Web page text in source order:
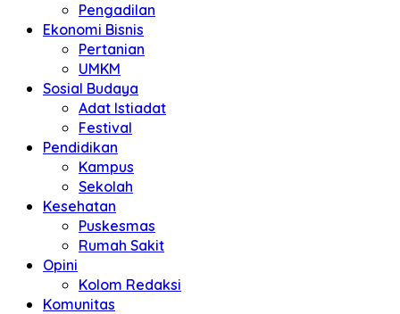
Pengadilan
Ekonomi Bisnis
Pertanian
UMKM
Sosial Budaya
Adat Istiadat
Festival
Pendidikan
Kampus
Sekolah
Kesehatan
Puskesmas
Rumah Sakit
Opini
Kolom Redaksi
Komunitas